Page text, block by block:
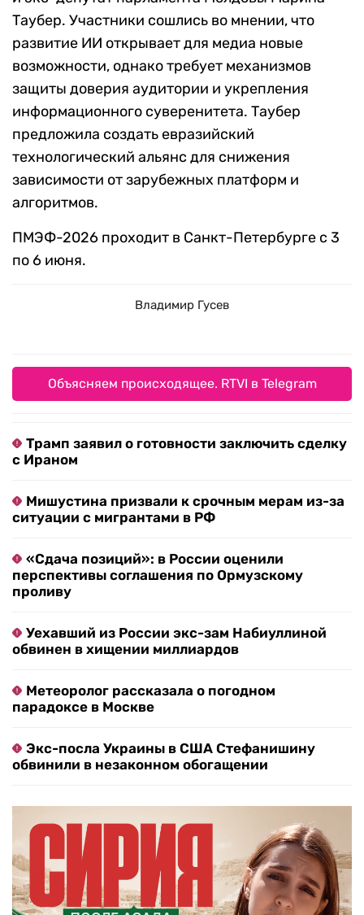
Таубер. Участники сошлись во мнении, что
развитие ИИ открывает для медиа новые
возможности, однако требует механизмов
защиты доверия аудитории и укрепления
информационного суверенитета. Таубер
предложила создать евразийский
технологический альянс для снижения
зависимости от зарубежных платформ и
алгоритмов.
ПМЭФ-2026 проходит в Санкт-Петербурге с 3
по 6 июня.
Владимир Гусев
Объясняем происходящее. RTVI в Telegram
Трамп заявил о готовности заключить сделку
с Ираном
Мишустина призвали к срочным мерам из-за
ситуации с мигрантами в РФ
«Сдача позиций»: в России оценили
перспективы соглашения по Ормузскому
проливу
Уехавший из России экс-зам Набиуллиной
обвинен в хищении миллиардов
Метеоролог рассказала о погодном
парадоксе в Москве
Экс-посла Украины в США Стефанишину
обвинили в незаконном обогащении